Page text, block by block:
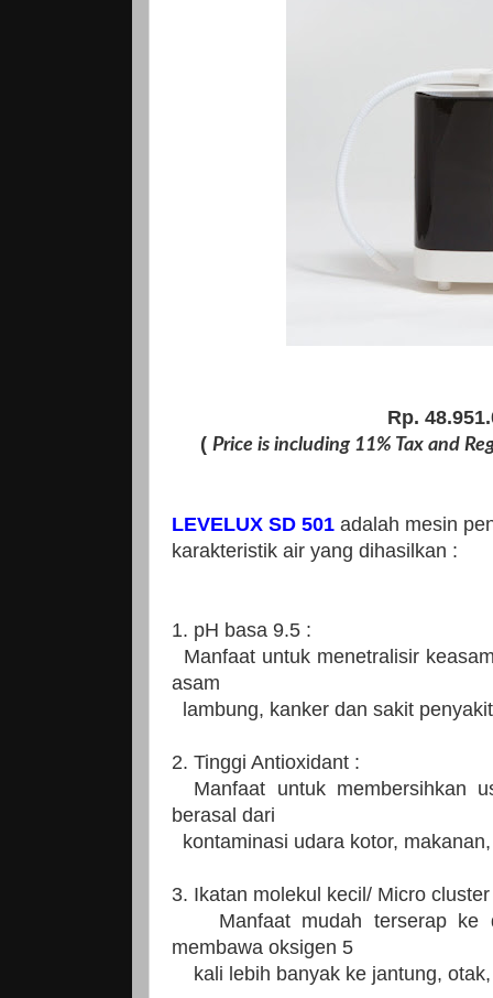
Rp.
(Price is including 11% Tax and
LEVELUX SD 501 adalah mesin
karakteristik air yang dihasilkan :
1. pH basa 9.5 :
Manfaat untuk menetralisir
asam
lambung, kanker dan sakit
2. Tinggi Antioxidant :
Manfaat untuk membersihkan
berasal dari
kontaminasi udara kotor,
3. Ikatan molekul kecil/ Micro
Manfaat mudah terserap ke
membawa oksigen 5
kali lebih banyak ke jantung,